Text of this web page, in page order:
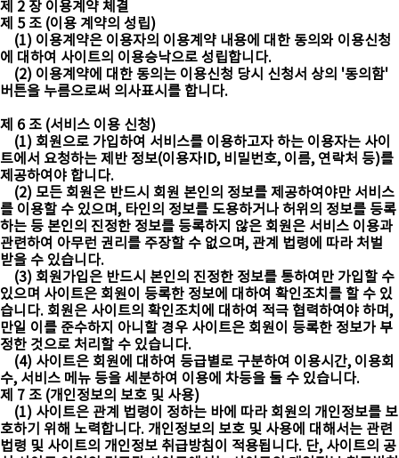
제 2 장 이용계약 체결
제 5 조 (이용 계약의 성립)
(1) 이용계약은 이용자의 이용계약 내용에 대한 동의와 이용신청
에 대하여 사이트의 이용승낙으로 성립합니다.
(2) 이용계약에 대한 동의는 이용신청 당시 신청서 상의 '동의함'
버튼을 누름으로써 의사표시를 합니다.
제 6 조 (서비스 이용 신청)
(1) 회원으로 가입하여 서비스를 이용하고자 하는 이용자는 사이
트에서 요청하는 제반 정보(이용자ID, 비밀번호, 이름, 연락처 등)를
제공하여야 합니다.
(2) 모든 회원은 반드시 회원 본인의 정보를 제공하여야만 서비스
를 이용할 수 있으며, 타인의 정보를 도용하거나 허위의 정보를 등록
하는 등 본인의 진정한 정보를 등록하지 않은 회원은 서비스 이용과
관련하여 아무런 권리를 주장할 수 없으며, 관계 법령에 따라 처벌
받을 수 있습니다.
(3) 회원가입은 반드시 본인의 진정한 정보를 통하여만 가입할 수
있으며 사이트은 회원이 등록한 정보에 대하여 확인조치를 할 수 있
습니다. 회원은 사이트의 확인조치에 대하여 적극 협력하여야 하며,
만일 이를 준수하지 아니할 경우 사이트은 회원이 등록한 정보가 부
정한 것으로 처리할 수 있습니다.
(4) 사이트은 회원에 대하여 등급별로 구분하여 이용시간, 이용회
수, 서비스 메뉴 등을 세분하여 이용에 차등을 둘 수 있습니다.
제 7 조 (개인정보의 보호 및 사용)
(1) 사이트은 관계 법령이 정하는 바에 따라 회원의 개인정보를 보
호하기 위해 노력합니다. 개인정보의 보호 및 사용에 대해서는 관련
법령 및 사이트의 개인정보 취급방침이 적용됩니다. 단, 사이트의 공